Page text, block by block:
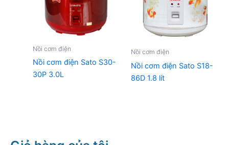
Nồi cơm điện
Nồi cơm điện Sato S30-
30P 3.0L
Nồi cơm điện
Nồi cơm điện Sato S18-
86D 1.8 lít